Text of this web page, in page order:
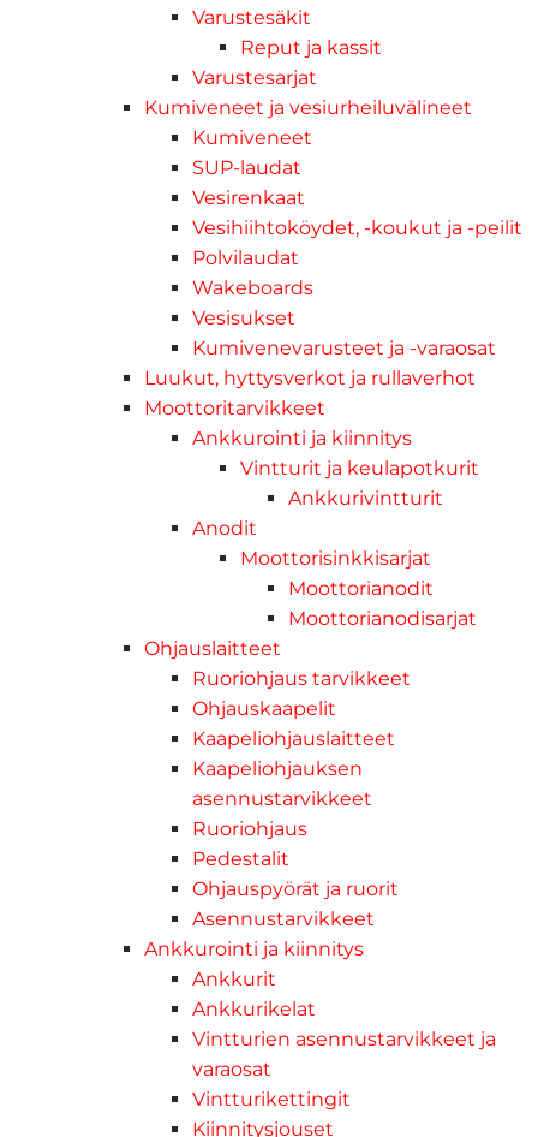
Varustesäkit
Reput ja kassit
Varustesarjat
Kumiveneet ja vesiurheiluvälineet
Kumiveneet
SUP-laudat
Vesirenkaat
Vesihiihtoköydet, -koukut ja -peilit
Polvilaudat
Wakeboards
Vesisukset
Kumivenevarusteet ja -varaosat
Luukut, hyttysverkot ja rullaverhot
Moottoritarvikkeet
Ankkurointi ja kiinnitys
Vintturit ja keulapotkurit
Ankkurivintturit
Anodit
Moottorisinkkisarjat
Moottorianodit
Moottorianodisarjat
Ohjauslaitteet
Ruoriohjaus tarvikkeet
Ohjauskaapelit
Kaapeliohjauslaitteet
Kaapeliohjauksen
asennustarvikkeet
Ruoriohjaus
Pedestalit
Ohjauspyörät ja ruorit
Asennustarvikkeet
Ankkurointi ja kiinnitys
Ankkurit
Ankkurikelat
Vintturien asennustarvikkeet ja
varaosat
Vintturikettingit
Kiinnitysjouset